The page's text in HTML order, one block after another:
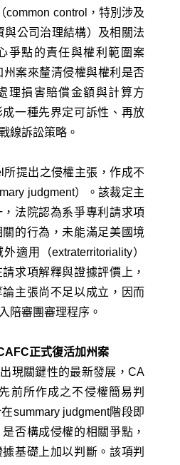
common control，特別涉及
與公司治理結構）及相關法
爭點的責任與權利範圍案
案來釐清侵權與權利是否
理損害賠償金額與計算方
一種先界定可訴性、再放
線訴訟策略。
所提出之侵權主張，作成不
judgment）。該裁定主
法院認為系爭專利請求項
的行為，未能滿足美國境
適用（extraterritoriality）
求項解釋與證據評價上，
主張尚不足以成立，因而
陪審團審理程序。
正式復活加州案
現關鍵性的最新發展，CA
前所作成之不侵權簡易判
summary judgment階段即
否構成侵權的相關爭點，
基礎上加以判斷。該項判